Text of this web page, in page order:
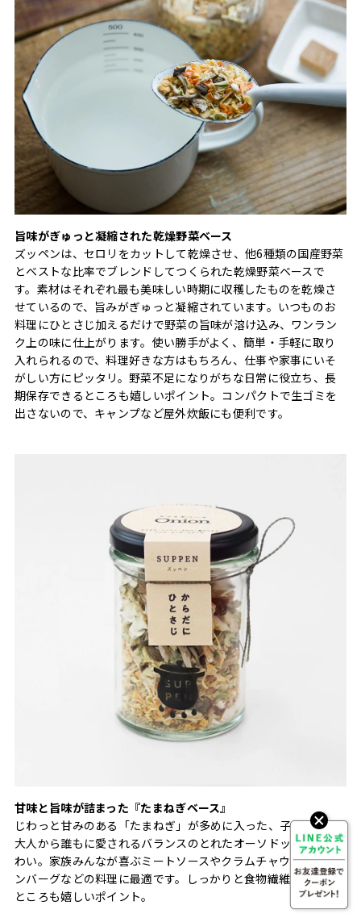
旨味がぎゅっと凝縮された乾燥野菜ベース
ズッペンは、セロリをカットして乾燥させ、他6種類の国産野菜
とベストな比率でブレンドしてつくられた乾燥野菜ベースで
す。素材はそれぞれ最も美味しい時期に収穫したものを乾燥さ
せているので、旨みがぎゅっと凝縮されています。いつものお
料理にひとさじ加えるだけで野菜の旨味が溶け込み、ワンラン
ク上の味に仕上がります。使い勝手がよく、簡単・手軽に取り
入れられるので、料理好きな方はもちろん、仕事や家事にいそ
がしい方にピッタリ。野菜不足になりがちな日常に役立ち、長
期保存できるところも嬉しいポイント。コンパクトで生ゴミを
出さないので、キャンプなど屋外炊飯にも便利です。
甘味と旨味が詰まった『たまねぎベース』
じわっと甘みのある「たまねぎ」が多めに入った、子どもから
大人から誰もに愛されるバランスのとれたオーソドックスな味
わい。家族みんなが喜ぶミートソースやクラムチャウダー、ハ
ンバーグなどの料理に最適です。しっかりと食物繊維も取れる
ところも嬉しいポイント。